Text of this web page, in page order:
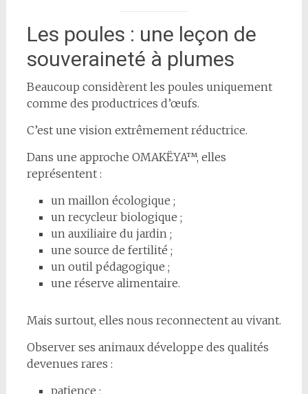
Les poules : une leçon de
souveraineté à plumes
Beaucoup considèrent les poules uniquement
comme des productrices d’œufs.
C’est une vision extrêmement réductrice.
Dans une approche OMAKËYA™, elles
représentent :
un maillon écologique ;
un recycleur biologique ;
un auxiliaire du jardin ;
une source de fertilité ;
un outil pédagogique ;
une réserve alimentaire.
Mais surtout, elles nous reconnectent au vivant.
Observer ses animaux développe des qualités
devenues rares :
patience ;